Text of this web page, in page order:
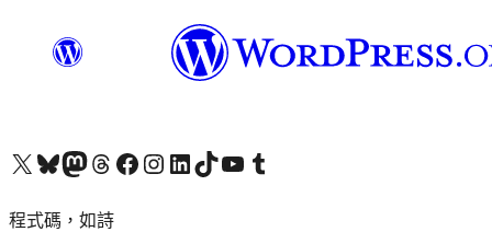
查看我們的 X (之前的 Twitter) 帳號造訪我們的 Bluesky 帳號造訪我們的 Mastodon 帳號造訪我們的 Threads 帳號 造訪我們的 Facebook 粉絲專頁Visit our Instagram account
Visit our LinkedIn account
造訪我們的 TikTok 帳號Visit our YouTube channel
造訪我們的 Tumblr 帳號
程式碼，如詩